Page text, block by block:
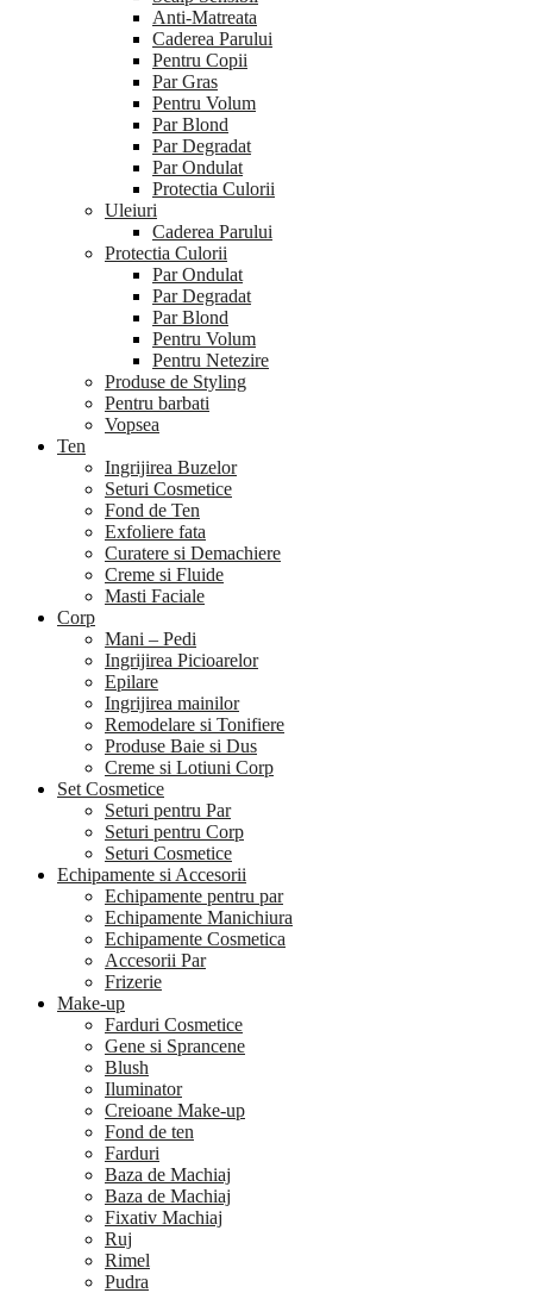
Anti-Matreata
Caderea Parului
Pentru Copii
Par Gras
Pentru Volum
Par Blond
Par Degradat
Par Ondulat
Protectia Culorii
Uleiuri
Caderea Parului
Protectia Culorii
Par Ondulat
Par Degradat
Par Blond
Pentru Volum
Pentru Netezire
Produse de Styling
Pentru barbati
Vopsea
Ten
Ingrijirea Buzelor
Seturi Cosmetice
Fond de Ten
Exfoliere fata
Curatere si Demachiere
Creme si Fluide
Masti Faciale
Corp
Mani – Pedi
Ingrijirea Picioarelor
Epilare
Ingrijirea mainilor
Remodelare si Tonifiere
Produse Baie si Dus
Creme si Lotiuni Corp
Set Cosmetice
Seturi pentru Par
Seturi pentru Corp
Seturi Cosmetice
Echipamente si Accesorii
Echipamente pentru par
Echipamente Manichiura
Echipamente Cosmetica
Accesorii Par
Frizerie
Make-up
Farduri Cosmetice
Gene si Sprancene
Blush
Iluminator
Creioane Make-up
Fond de ten
Farduri
Baza de Machiaj
Baza de Machiaj
Fixativ Machiaj
Ruj
Rimel
Pudra